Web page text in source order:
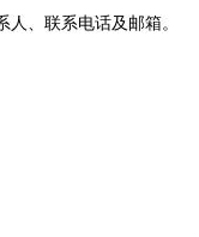
人、联系电话及邮箱。